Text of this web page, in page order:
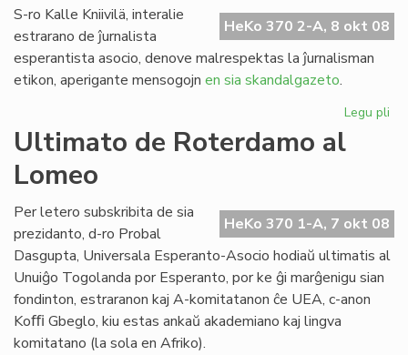
HeKo 370 2-A, 8 okt 08
S-ro Kalle Kniivilä, interalie
estrarano de ĵurnalista
esperantista asocio, denove malrespektas la ĵurnalisman
etikon, aperigante mensogojn en sia skandalgazeto.
Legu pli
Ultimato de Roterdamo al
Lomeo
HeKo 370 1-A, 7 okt 08
Per letero subskribita de sia
prezidanto, d-ro Probal
Dasgupta, Universala Esperanto-Asocio hodiaŭ ultimatis al
Unuiĝo Togolanda por Esperanto, por ke ĝi marĝenigu sian
fondinton, estraranon kaj A-komitatanon ĉe UEA, c-anon
Koﬃ Gbeglo, kiu estas ankaŭ akademiano kaj lingva
komitatano (la sola en Afriko).